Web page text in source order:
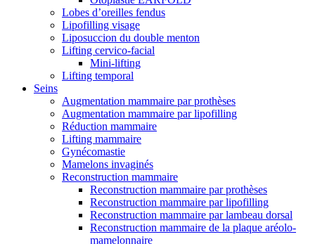
Lobes d’oreilles fendus
Lipofilling visage
Liposuccion du double menton
Lifting cervico-facial
Mini-lifting
Lifting temporal
Seins
Augmentation mammaire par prothèses
Augmentation mammaire par lipofilling
Réduction mammaire
Lifting mammaire
Gynécomastie
Mamelons invaginés
Reconstruction mammaire
Reconstruction mammaire par prothèses
Reconstruction mammaire par lipofilling
Reconstruction mammaire par lambeau dorsal
Reconstruction mammaire de la plaque aréolo-
mamelonnaire